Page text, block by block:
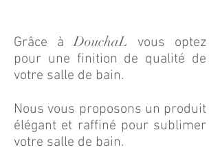
Grâce àDouchaL vous optez
pour une finition de qualité de
votre salle de bain.
Nous vous proposons un produit
élégant et raffiné pour sublimer
votre salle de bain.